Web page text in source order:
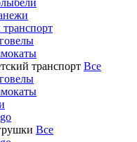
транспорт Все
Все